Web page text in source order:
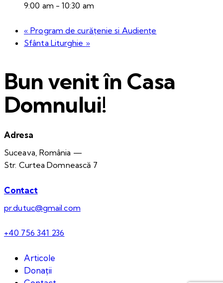
9:00 am - 10:30 am
« Program de curățenie si Audiențe
Sfânta Liturghie »
Bun venit în Casa
Domnului!
Adresa
Suceava, România —
Str. Curtea Domnească 7
Contact
pr.dutuc@gmail.com
+40 756 341 236
Articole
Donații